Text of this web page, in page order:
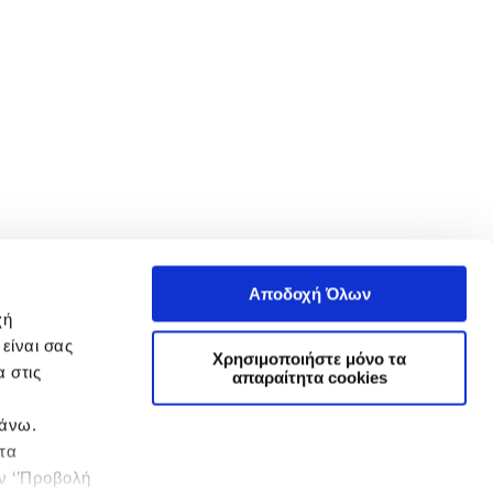
σας
στις
‘’Προβολή
Αποδοχή Όλων
Χρησιμοποιήστε μόνο τα
απαραίτητα cookies